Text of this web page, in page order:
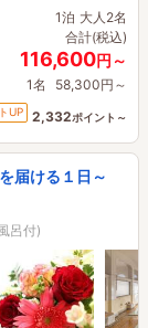
1泊 大人2名
合計(税込)
116,600円～
1名 58,300円～
UP 2,332ポイント～
を届ける１日～
呂付)